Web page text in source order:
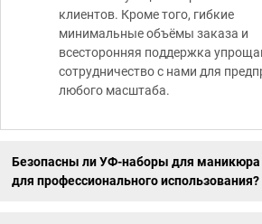
клиентов. Кроме того, гибкие
минимальные объёмы заказа и
всесторонняя поддержка
сотрудничество с нами для
любого масштаба.
Безопасны ли УФ-наборы для маникюра
для профессионального использования?